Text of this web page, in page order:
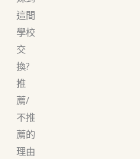
這間
學校
交
換?
推
薦/
不推
薦的
理由